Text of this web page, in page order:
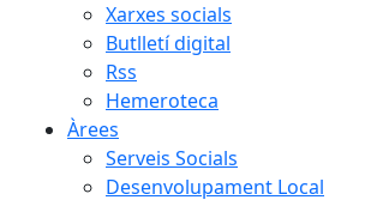
Xarxes socials
Butlletí digital
Rss
Hemeroteca
Àrees
Serveis Socials
Desenvolupament Local